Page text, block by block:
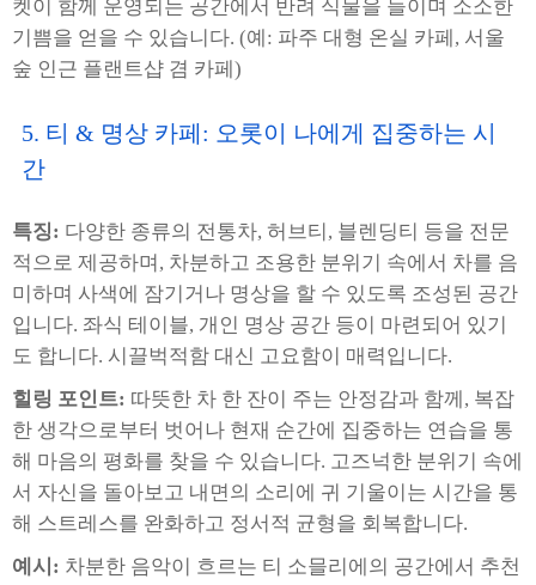
켓이 함께 운영되는 공간에서 반려 식물을 들이며 소소한
기쁨을 얻을 수 있습니다. (예: 파주 대형 온실 카페, 서울
숲 인근 플랜트샵 겸 카페)
5. 티 & 명상 카페: 오롯이 나에게 집중하는 시
간
특징: 다양한 종류의 전통차, 허브티, 블렌딩티 등을 전문
적으로 제공하며, 차분하고 조용한 분위기 속에서 차를 음
미하며 사색에 잠기거나 명상을 할 수 있도록 조성된 공간
입니다. 좌식 테이블, 개인 명상 공간 등이 마련되어 있기
도 합니다. 시끌벅적함 대신 고요함이 매력입니다.
힐링 포인트: 따뜻한 차 한 잔이 주는 안정감과 함께, 복잡
한 생각으로부터 벗어나 현재 순간에 집중하는 연습을 통
해 마음의 평화를 찾을 수 있습니다. 고즈넉한 분위기 속에
서 자신을 돌아보고 내면의 소리에 귀 기울이는 시간을 통
해 스트레스를 완화하고 정서적 균형을 회복합니다.
예시: 차분한 음악이 흐르는 티 소믈리에의 공간에서 추천